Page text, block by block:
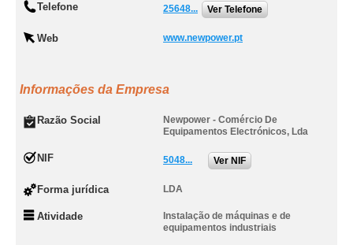
Telefone 25648... Ver Telefone
Web www.newpower.pt
Informações da Empresa
Razão Social
Newpower - Comércio De
Equipamentos Electrónicos, Lda
NIF 5048... Ver NIF
Forma jurídica LDA
Atividade
Instalação de máquinas e de
equipamentos industriais